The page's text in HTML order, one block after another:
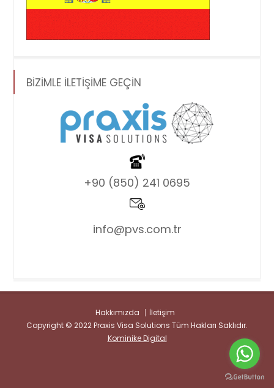
BİZİMLE İLETİŞİME GEÇİN
+90 (850) 241 0695
info@pvs.com.tr
Hakkımızda
İletişim
Copyright © 2022 Praxis Visa Solutions Tüm Hakları Saklıdır.
Kominike Digital